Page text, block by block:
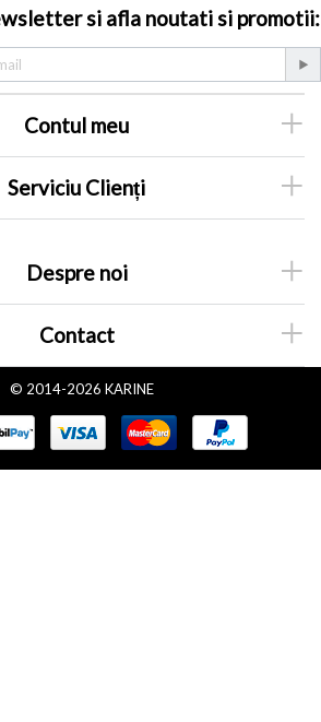
si afla noutati si promotii:
Contul meu
Serviciu Clienți
Despre noi
Contact
© 2014-2026 KARINE